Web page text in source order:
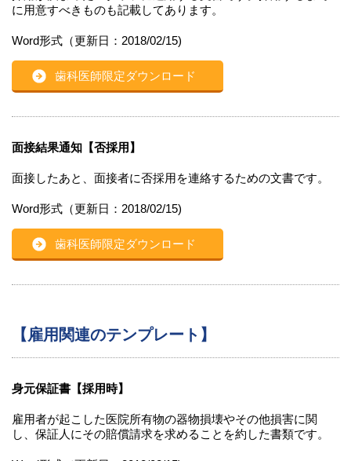
に用意すべきものも記載してあります。
Word形式（更新日：2018/02/15)
歯科医師限定ダウンロード
面接結果通知【否採用】
面接したあと、面接者に否採用を連絡するための文書です。
Word形式（更新日：2018/02/15)
歯科医師限定ダウンロード
【雇用関連のテンプレート】
身元保証書【採用時】
雇用者が起こした医院所有物の器物損壊やその他損害に関
し、保証人にその賠償請求を求めることを約した書類です。